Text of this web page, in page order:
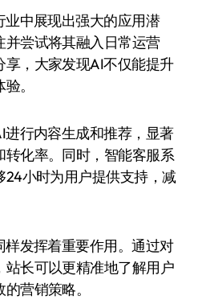
并尝试将其融入日常运营
享，大家发现AI不仅能提升
。
行内容生成和推荐，显著
化率。同时，智能客服系
小时为用户提供支持，减
发挥着重要作用。通过对
长可以更精准地了解用户
营销策略。